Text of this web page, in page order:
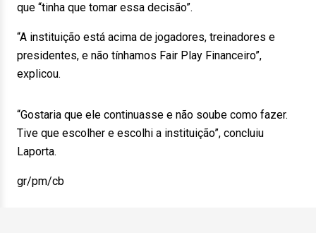
que “tinha que tomar essa decisão”.
“A instituição está acima de jogadores, treinadores e
presidentes, e não tínhamos Fair Play Financeiro”,
explicou.
“Gostaria que ele continuasse e não soube como fazer.
Tive que escolher e escolhi a instituição”, concluiu
Laporta.
gr/pm/cb